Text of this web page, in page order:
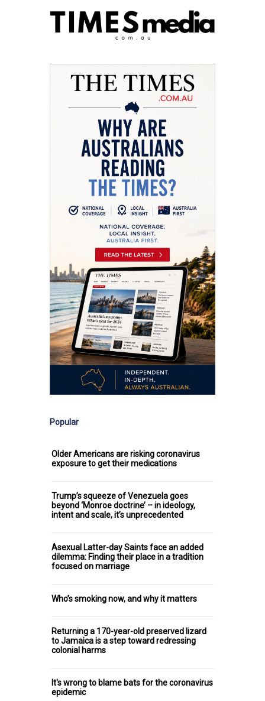
Popular
Older Americans are risking coronavirus
exposure to get their medications
Trump’s squeeze of Venezuela goes
beyond ‘Monroe doctrine’ – in ideology,
intent and scale, it’s unprecedented
Asexual Latter-day Saints face an added
dilemma: Finding their place in a tradition
focused on marriage
Who’s smoking now, and why it matters
Returning a 170-year-old preserved lizard
to Jamaica is a step toward redressing
colonial harms
It's wrong to blame bats for the coronavirus
epidemic